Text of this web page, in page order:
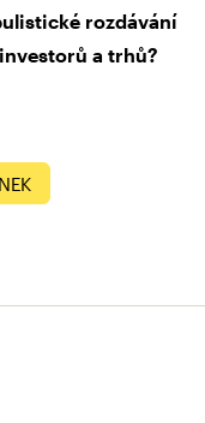
rozdávání
a trhů?